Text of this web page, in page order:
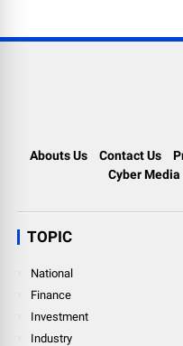
Abouts Us Contact Us
Cyber
TOPIC
National
Finance
Investment
Industry